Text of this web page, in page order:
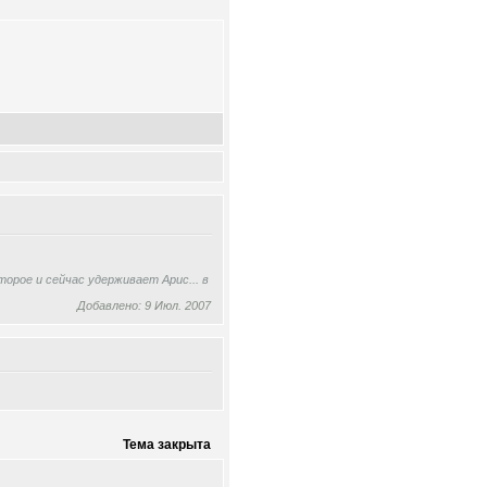
и сейчас удерживает Арис... в
Добавлено: 9 Июл. 2007
Тема закрыта